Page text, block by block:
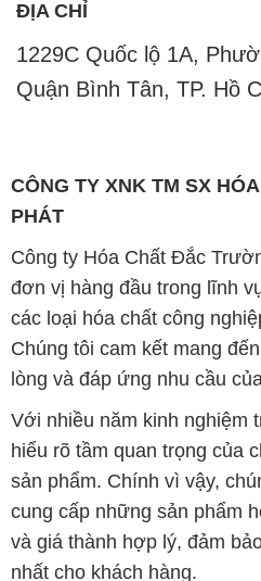
ĐỊA CHỈ
1229C Quốc lộ 1A,
Quận Bình Tân, TP. Hồ
CÔNG TY XNK TM SX
PHÁT
Công ty Hóa Chất Đắc
đơn vị hàng đầu trong lĩnh
các loại hóa chất công
Chúng tôi cam kết mang
lòng và đáp ứng nhu cầu
Với nhiều năm kinh nghiệm
hiểu rõ tầm quan trọng của
sản phẩm. Chính vì vậy,
cung cấp những sản phẩm
và giá thành hợp lý, đảm
nhất cho khách hàng.